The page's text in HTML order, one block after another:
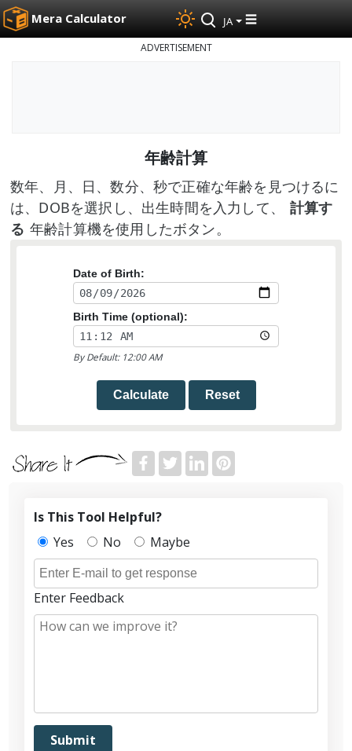
Mera Calculator JA ☰
ADVERTISEMENT
年齢計算
数年、月、日、数分、秒で正確な年齢を見つけるに
は、DOBを選択し、出生時間を入力して、 計算す
る 年齢計算機を使用したボタン。
Date of Birth:
Birth Time (optional):
By Default: 12:00 AM
Calculate Reset
Is This Tool Helpful?
Yes
No Maybe
Enter Feedback